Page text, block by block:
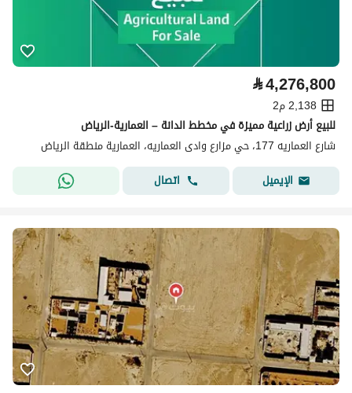
⃁4,276,800
2,138 م2
للبيع أرض زراعية مميزة في مخطط الدانة – العمارية-الرياض
شارع العماريه 177، حي مزارع وادى العماريه، العمارية منطقة الرياض
الإيميل
اتصال